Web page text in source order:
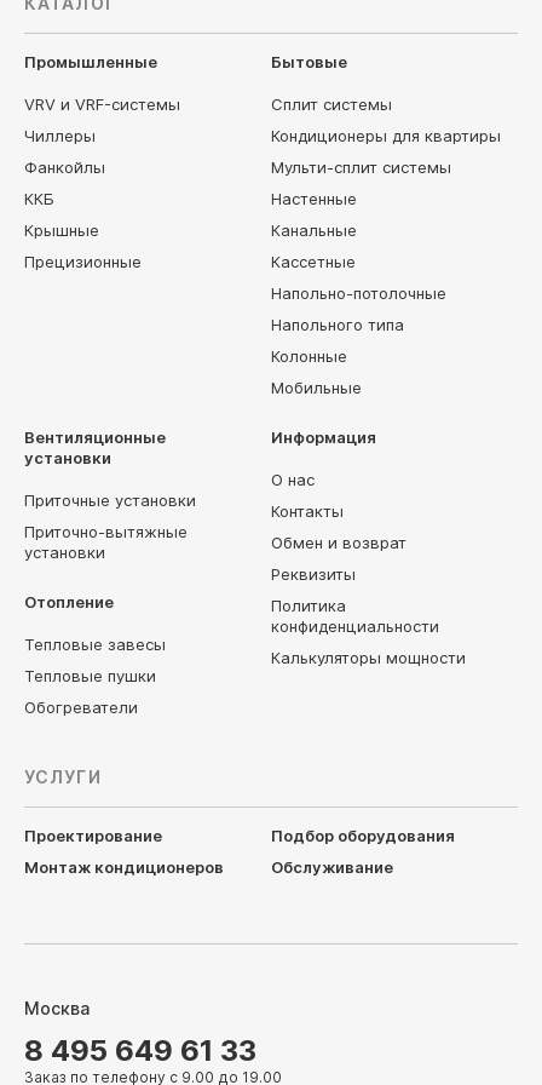
Промышленные
VRV и VRF-системы
Чиллеры
Фанкойлы
ККБ
Крышные
Прецизионные
Бытовые
Сплит системы
Кондиционеры для квартиры
Мульти-сплит системы
Настенные
Канальные
Кассетные
Напольно-потолочные
Напольного типа
Колонные
Мобильные
Вентиляционные
установки
Приточные установки
Приточно-вытяжные
установки
Отопление
Тепловые завесы
Тепловые пушки
Обогреватели
Информация
О нас
Контакты
Обмен и возврат
Реквизиты
Политика
конфиденциальности
Калькуляторы мощности
УСЛУГИ
Проектирование
Подбор оборудования
Монтаж кондиционеров
Обслуживание
Москва
8 495 649 61 33
Заказ по телефону с 9.00 до 19.00